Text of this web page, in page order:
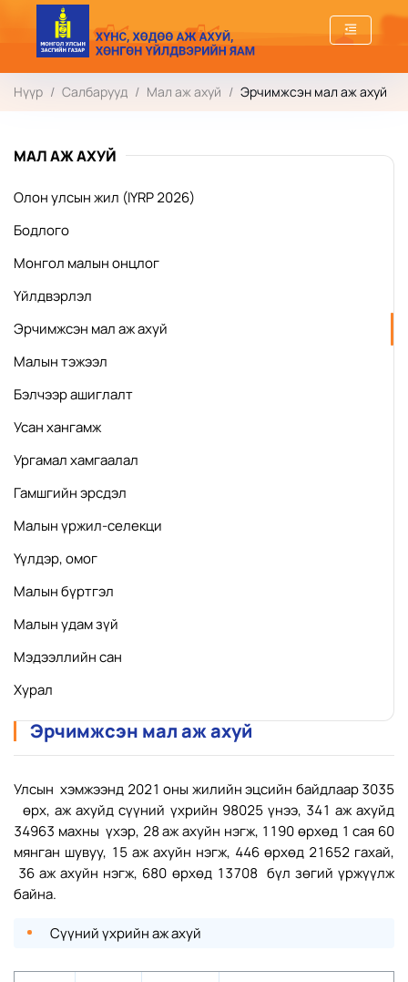
Нүүр / Салбарууд / Мал аж ахуй / Эрчимжсэн мал аж ахуй
МАЛ АЖ АХУЙ
Олон улсын жил (IYRP 2026)
Бодлого
Монгол малын онцлог
Үйлдвэрлэл
Эрчимжсэн мал аж ахуй
Малын тэжээл
Бэлчээр ашиглалт
Усан хангамж
Ургамал хамгаалал
Гамшгийн эрсдэл
Малын үржил-селекци
Үүлдэр, омог
Малын бүртгэл
Малын удам зүй
Мэдээллийн сан
Хурал
Эрчимжсэн мал аж ахуй
Улсын хэмжээнд 2021 оны жилийн эцсийн байдлаар 3035
өрх, аж ахуйд сүүний үхрийн 98025 үнээ, 341 аж ахуйд
34963 махны үхэр, 28 аж ахуйн нэгж, 1190 өрхөд 1 сая 60
мянган шувуу, 15 аж ахуйн нэгж, 446 өрхөд 21652 гахай,
36 аж ахуйн нэгж, 680 өрхөд 13708 бүл зөгий үржүүлж
байна.
Сүүний үхрийн аж ахуй